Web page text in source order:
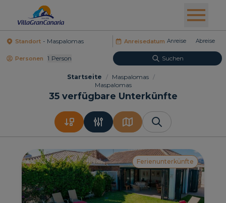
Standort Anreisedatum
Personen 1 Person Suchen
Startseite / Maspalomas /
Maspalomas
35verfügbare Unterkünfte
Ferienunterkünfte